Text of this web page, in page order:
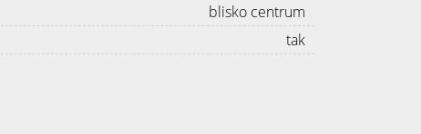
blisko centrum
tak